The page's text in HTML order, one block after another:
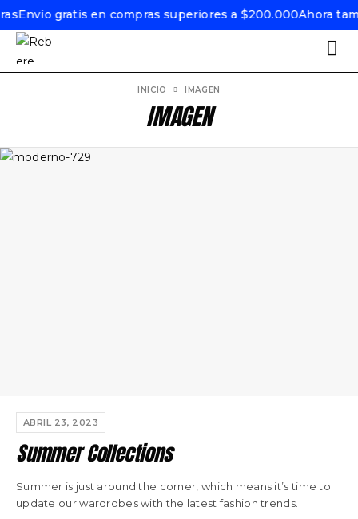
Envío gratis en compras superiores a $200.000Ahora
IMAGEN
INICIO IMAGEN
ABRIL 23, 2023
Summer Collections
Summer is just around the corner, which means it’s time to
update our wardrobes with the latest fashion trends.